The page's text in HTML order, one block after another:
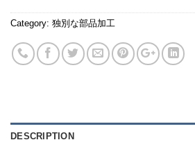
Category: 独別な部品加工
DESCRIPTION